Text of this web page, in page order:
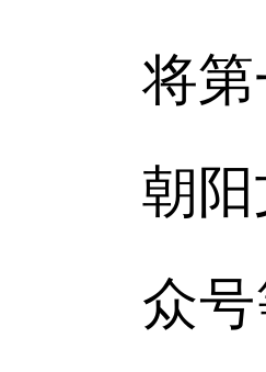
将
朝
众